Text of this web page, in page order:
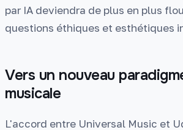
par IA deviendra de plus en plus
questions éthiques et esthétiques
Vers un nouveau
musicale
L'accord entre Universal Music et